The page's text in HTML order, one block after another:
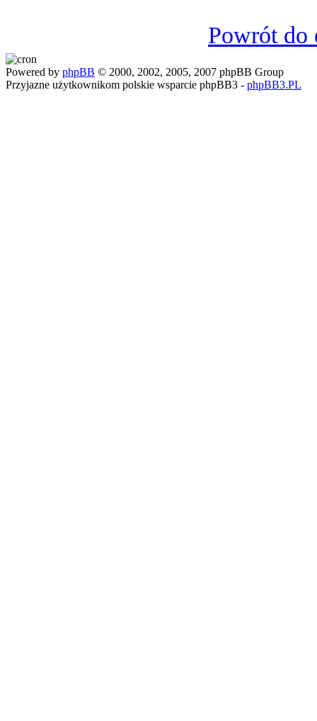
Powrót do
Powered by phpBB © 2000, 2002, 2005, 2007 phpBB Group
Przyjazne użytkownikom polskie wsparcie phpBB3 - phpBB3.PL